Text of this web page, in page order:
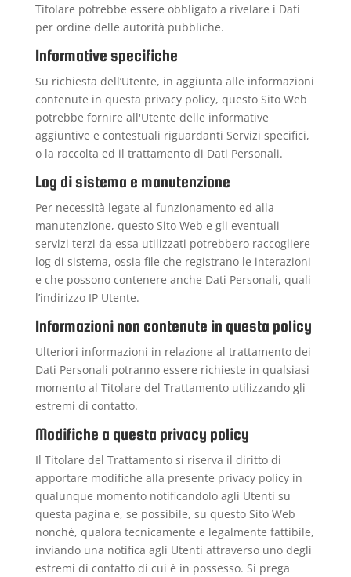
Titolare potrebbe essere obbligato a rivelare i Dati
per ordine delle autorità pubbliche.
Informative specifiche
Su richiesta dell’Utente, in aggiunta alle informazioni
contenute in questa privacy policy, questo Sito Web
potrebbe fornire all'Utente delle informative
aggiuntive e contestuali riguardanti Servizi specifici,
o la raccolta ed il trattamento di Dati Personali.
Log di sistema e manutenzione
Per necessità legate al funzionamento ed alla
manutenzione, questo Sito Web e gli eventuali
servizi terzi da essa utilizzati potrebbero raccogliere
log di sistema, ossia file che registrano le interazioni
e che possono contenere anche Dati Personali, quali
l’indirizzo IP Utente.
Informazioni non contenute in questa policy
Ulteriori informazioni in relazione al trattamento dei
Dati Personali potranno essere richieste in qualsiasi
momento al Titolare del Trattamento utilizzando gli
estremi di contatto.
Modifiche a questa privacy policy
Il Titolare del Trattamento si riserva il diritto di
apportare modifiche alla presente privacy policy in
qualunque momento notificandolo agli Utenti su
questa pagina e, se possibile, su questo Sito Web
nonché, qualora tecnicamente e legalmente fattibile,
inviando una notifica agli Utenti attraverso uno degli
estremi di contatto di cui è in possesso. Si prega